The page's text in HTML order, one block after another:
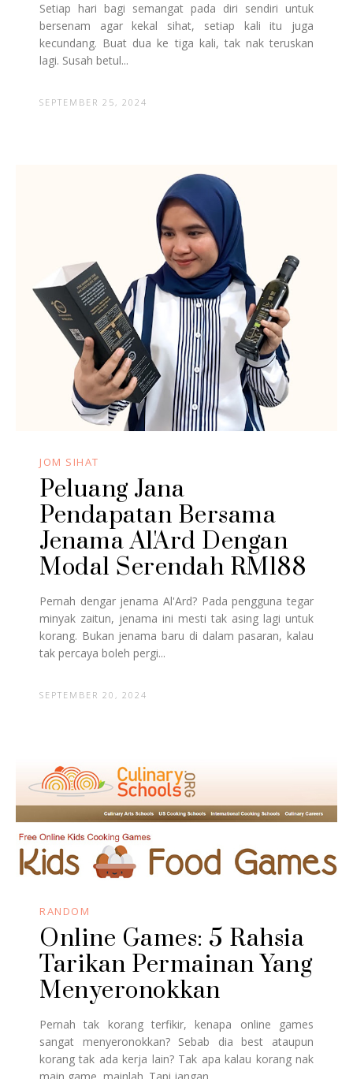
Setiap hari bagi semangat pada diri sendiri untuk
bersenam agar kekal sihat, setiap kali itu juga
kecundang. Buat dua ke tiga kali, tak nak teruskan
lagi. Susah betul...
SEPTEMBER 25, 2024
JOM SIHAT
Peluang Jana
Pendapatan Bersama
Jenama Al'Ard Dengan
Modal Serendah RM188
Pernah dengar jenama Al'Ard? Pada pengguna tegar
minyak zaitun, jenama ini mesti tak asing lagi untuk
korang. Bukan jenama baru di dalam pasaran, kalau
tak percaya boleh pergi...
SEPTEMBER 20, 2024
RANDOM
Online Games: 5 Rahsia
Tarikan Permainan Yang
Menyeronokkan
Pernah tak korang terfikir, kenapa online games
sangat menyeronokkan? Sebab dia best ataupun
korang tak ada kerja lain? Tak apa kalau korang nak